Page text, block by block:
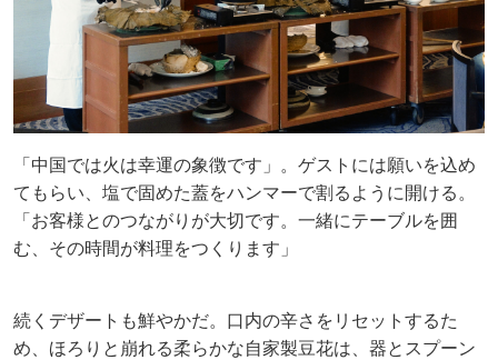
「中国では火は幸運の象徴です」。ゲストには願いを込め
てもらい、塩で固めた蓋をハンマーで割るように開ける。
「お客様とのつながりが大切です。一緒にテーブルを囲
む、その時間が料理をつくります」
続くデザートも鮮やかだ。口内の辛さをリセットするた
め、ほろりと崩れる柔らかな自家製豆花は、器とスプーン